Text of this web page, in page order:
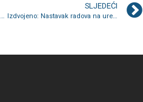
FOTO: Radovi na održavanju javnih zelenih površina
SLJEDEĆI
Izdvojeno: Nastavak radova na uređenju javnih zelenih površina